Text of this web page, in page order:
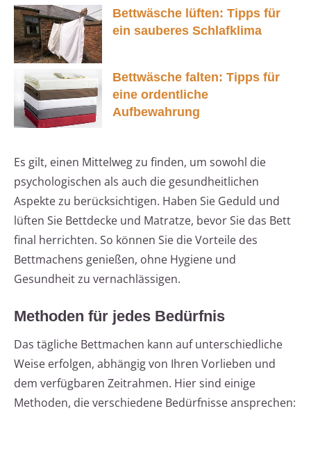
Bettwäsche lüften: Tipps für
ein sauberes Schlafklima
Bettwäsche falten: Tipps für
eine ordentliche
Aufbewahrung
Es gilt, einen Mittelweg zu finden, um sowohl die
psychologischen als auch die gesundheitlichen
Aspekte zu berücksichtigen. Haben Sie Geduld und
lüften Sie Bettdecke und Matratze, bevor Sie das Bett
final herrichten. So können Sie die Vorteile des
Bettmachens genießen, ohne Hygiene und
Gesundheit zu vernachlässigen.
Methoden für jedes Bedürfnis
Das tägliche Bettmachen kann auf unterschiedliche
Weise erfolgen, abhängig von Ihren Vorlieben und
dem verfügbaren Zeitrahmen. Hier sind einige
Methoden, die verschiedene Bedürfnisse ansprechen: